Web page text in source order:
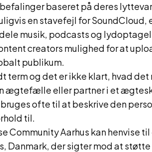
baseret på deres
en stavefejl for
musik, podcasts og
creators mulighed for at
publikum.
term og det er ikke klart, hvad det
ægtefælle eller partner i et
ofte til at beskrive den
til.
Community Aarhus kan henvise til
Danmark, der sigter mod at